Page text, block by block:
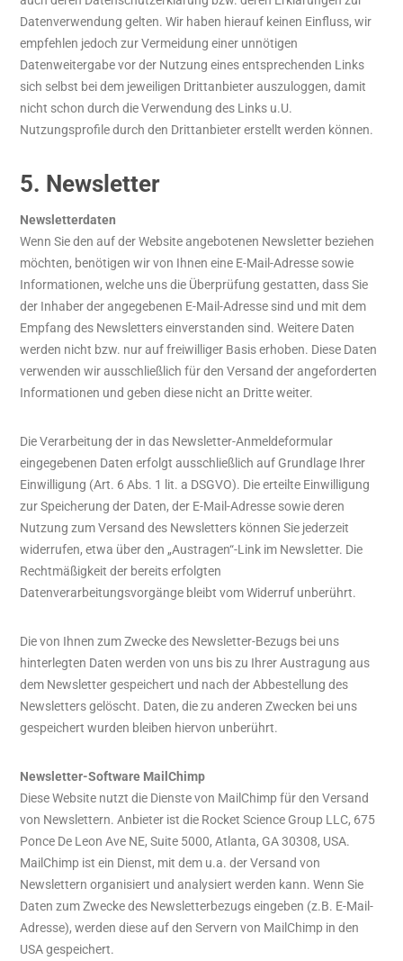
Datenverwendung gelten. Wir haben hierauf keinen Einfluss, wir
empfehlen jedoch zur Vermeidung einer unnötigen
Datenweitergabe vor der Nutzung eines entsprechenden Links
sich selbst bei dem jeweiligen Drittanbieter auszuloggen, damit
nicht schon durch die Verwendung des Links u.U.
Nutzungsprofile durch den Drittanbieter erstellt werden können.
5. Newsletter
Newsletterdaten
Wenn Sie den auf der Website angebotenen Newsletter beziehen
möchten, benötigen wir von Ihnen eine E-Mail-Adresse sowie
Informationen, welche uns die Überprüfung gestatten, dass Sie
der Inhaber der angegebenen E-Mail-Adresse sind und mit dem
Empfang des Newsletters einverstanden sind. Weitere Daten
werden nicht bzw. nur auf freiwilliger Basis erhoben. Diese Daten
verwenden wir ausschließlich für den Versand der angeforderten
Informationen und geben diese nicht an Dritte weiter.
Die Verarbeitung der in das Newsletter-Anmeldeformular
eingegebenen Daten erfolgt ausschließlich auf Grundlage Ihrer
Einwilligung (Art. 6 Abs. 1 lit. a DSGVO). Die erteilte Einwilligung
zur Speicherung der Daten, der E-Mail-Adresse sowie deren
Nutzung zum Versand des Newsletters können Sie jederzeit
widerrufen, etwa über den „Austragen“-Link im Newsletter. Die
Rechtmäßigkeit der bereits erfolgten
Datenverarbeitungsvorgänge bleibt vom Widerruf unberührt.
Die von Ihnen zum Zwecke des Newsletter-Bezugs bei uns
hinterlegten Daten werden von uns bis zu Ihrer Austragung aus
dem Newsletter gespeichert und nach der Abbestellung des
Newsletters gelöscht. Daten, die zu anderen Zwecken bei uns
gespeichert wurden bleiben hiervon unberührt.
Newsletter-Software MailChimp
Diese Website nutzt die Dienste von MailChimp für den Versand
von Newslettern. Anbieter ist die Rocket Science Group LLC, 675
Ponce De Leon Ave NE, Suite 5000, Atlanta, GA 30308, USA.
MailChimp ist ein Dienst, mit dem u.a. der Versand von
Newslettern organisiert und analysiert werden kann. Wenn Sie
Daten zum Zwecke des Newsletterbezugs eingeben (z.B. E-Mail-
Adresse), werden diese auf den Servern von MailChimp in den
USA gespeichert.